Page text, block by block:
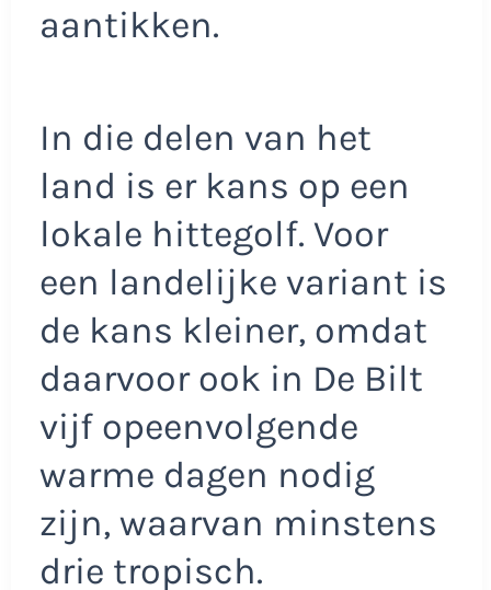
aantikken.
In die delen van het
land is er kans op een
lokale hittegolf. Voor
een landelijke variant is
de kans kleiner, omdat
daarvoor ook in De Bilt
vijf opeenvolgende
warme dagen nodig
zijn, waarvan minstens
drie tropisch.